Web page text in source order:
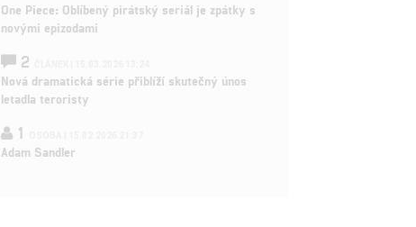
One Piece: Oblíbený pirátský seriál je zpátky s
novými epizodami
2
Nová dramatická série přiblíží skutečný únos
letadla teroristy
1
Adam Sandler